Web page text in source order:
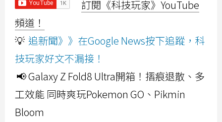
訂閱《科技玩家》YouTube
頻道！
💡 追新聞》》在Google News按下追蹤，科
技玩家好文不漏接！
📢 Galaxy Z Fold8 Ultra開箱！摺痕退散、多
工效能 同時爽玩Pokemon GO、Pikmin
Bloom